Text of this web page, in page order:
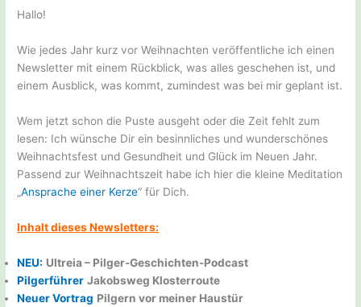
Hallo!
Wie jedes Jahr kurz vor Weihnachten veröffentliche ich einen
Newsletter mit einem Rückblick, was alles geschehen ist, und
einem Ausblick, was kommt, zumindest was bei mir geplant ist.
Wem jetzt schon die Puste ausgeht oder die Zeit fehlt zum
lesen: Ich wünsche Dir ein besinnliches und wunderschönes
Weihnachtsfest und Gesundheit und Glück im Neuen Jahr.
Passend zur Weihnachtszeit habe ich hier die kleine Meditation
„Ansprache einer Kerze“ für Dich.
Inhalt dieses Newsletters:
NEU: Ultreia – Pilger-Geschichten-Podcast
Pilgerführer Jakobsweg Klosterroute
Neuer Vortrag Pilgern vor meiner Haustür